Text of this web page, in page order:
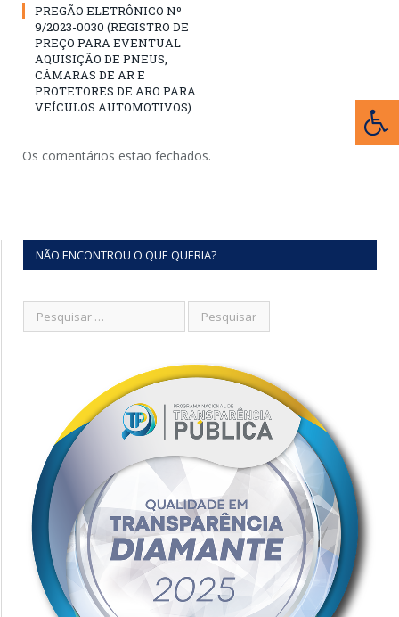
PREGÃO ELETRÔNICO Nº
9/2023-0030 (REGISTRO DE
PREÇO PARA EVENTUAL
AQUISIÇÃO DE PNEUS,
CÂMARAS DE AR E
PROTETORES DE ARO PARA
VEÍCULOS AUTOMOTIVOS)
Os comentários estão fechados.
NÃO ENCONTROU O QUE QUERIA?